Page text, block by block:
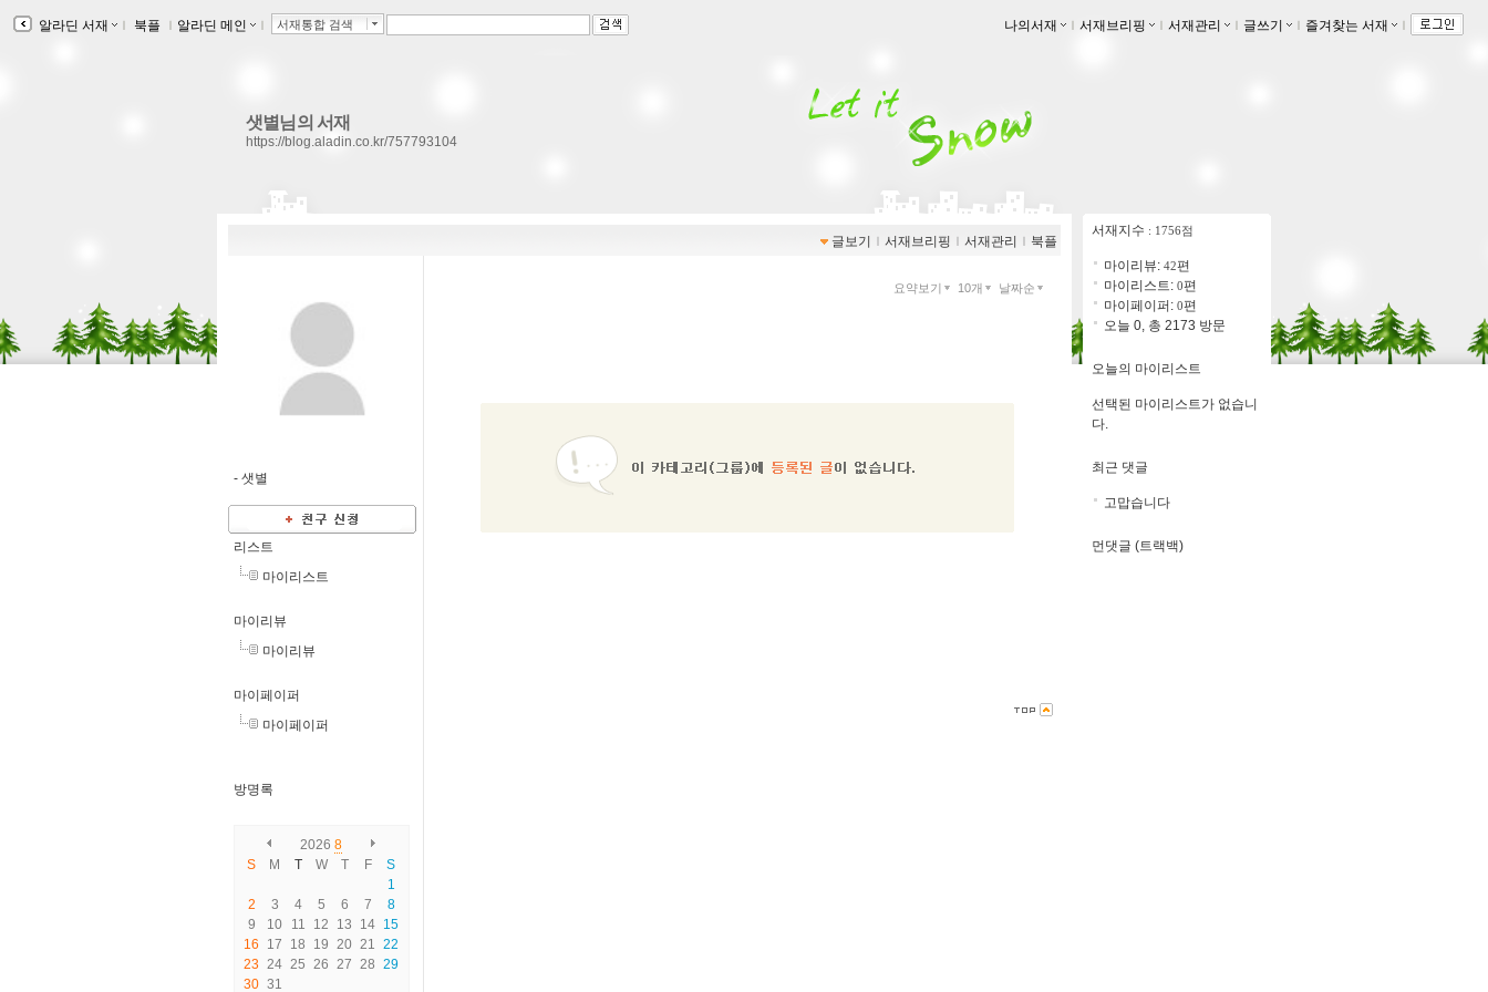
알라딘 서재 ｌ 북플 ｌ 알라딘 메인 ｌ 서재통합 검색 나의서재 ｌ 서재브리핑 ｌ 서재관리 ｌ 글쓰기 ｌ 즐겨찾는 서재 ｌ
샛별님의 서재
https://blog.aladin.co.kr/757793104
글보기 ｌ 서재브리핑 ｌ 서재관리 ｌ 북플
- 샛별
리스트
마이리스트
마이리뷰
마이리뷰
마이페이퍼
마이페이퍼
방명록
2026 8
S
M T W T F
S
1
2
3 4 5 6 7
8
9
10 11 12 13 14 15
16
17 18 19 20 21 22
23 24 25 26 27 28 29
30 31
요약보기 10개 날짜순
서재지수 : 1756점
마이리뷰: 42편
마이리스트: 0편
마이페이퍼: 0편
오늘 0, 총 2173 방문
오늘의 마이리스트
선택된 마이리스트가 없습니
다.
최근 댓글
고맙습니다
먼댓글 (트랙백)